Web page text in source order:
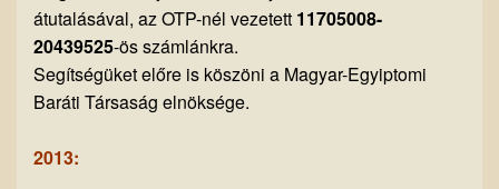
átutalásával, az OTP-nél vezetett 11705008-
20439525-ös számlánkra.
Segítségüket előre is köszöni a Magyar-Egyiptomi
Baráti Társaság elnöksége.
2013: